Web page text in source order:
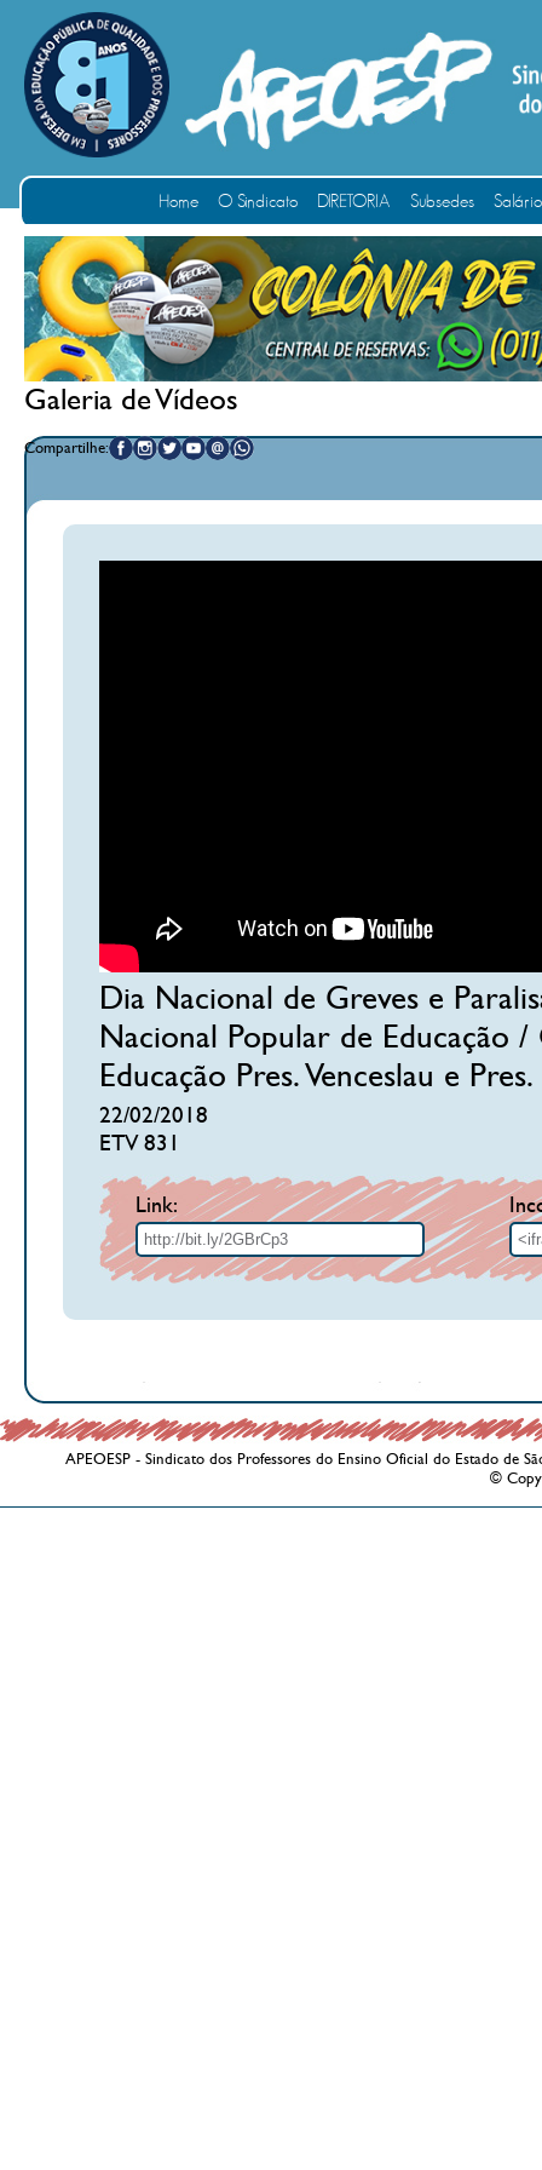
Home O Sindicato DIRETORIA Subsedes
Galeria de Vídeos
Compartilhe:
Dia Nacional de Greves e
Nacional Popular de Educação /
Educação Pres. Venceslau e
22/02/2018
ETV 831
Link:
APEOESP - Sindicato dos Professores do Ensino Oficial do Estado de
©